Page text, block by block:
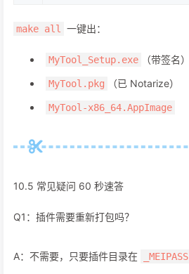
make all 一键出：
MyTool_Setup.exe （带签名）
MyTool.pkg （已 Notarize）
MyTool-x86_64.AppImage
10.5 常见疑问 60 秒速答
Q1：插件需要重新打包吗？
A：不需要，只要插件目录在 _MEIPASS